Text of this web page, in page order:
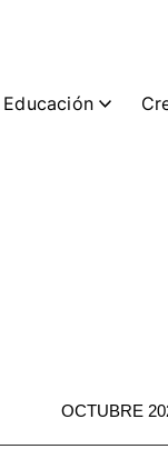
Educación
OCTUBRE